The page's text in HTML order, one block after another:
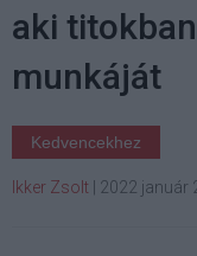
aki
munkáját
Kedvencekhez
Ikker Zsolt 2022 január